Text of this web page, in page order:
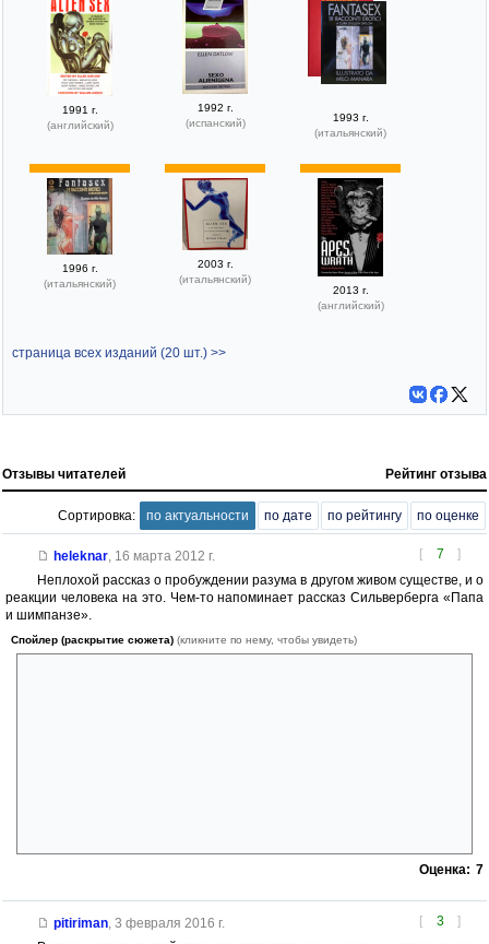
1991 г.
(английский)
1992 г.
(испанский)
1993 г.
(итальянский)
1996 г.
(итальянский)
2003 г.
(итальянский)
2013 г.
(английский)
страница всех изданий (20 шт.) >>
Отзывы читателей Рейтинг отзыва
Сортировка: по актуальности по дате по рейтингу по оценке
[ 7 ]
heleknar, 16 марта 2012 г.
Неплохой рассказ о пробуждении разума в другом живом существе, и о
реакции человека на это. Чем-то напоминает рассказ Сильверберга «Папа
и шимпанзе».
Спойлер (раскрытие сюжета) (кликните по нему, чтобы увидеть)
Оценка: 7
[ 3 ]
pitiriman, 3 февраля 2016 г.